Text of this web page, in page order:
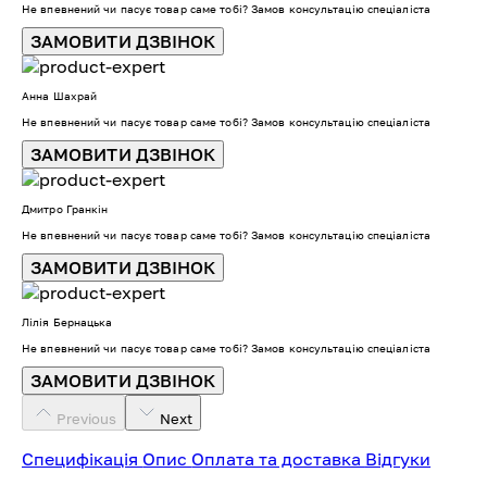
Не впевнений чи пасує товар саме тобі? Замов консультацію спеціаліста
ЗАМОВИТИ ДЗВІНОК
Анна Шахрай
Не впевнений чи пасує товар саме тобі? Замов консультацію спеціаліста
ЗАМОВИТИ ДЗВІНОК
Дмитро Гранкін
Не впевнений чи пасує товар саме тобі? Замов консультацію спеціаліста
ЗАМОВИТИ ДЗВІНОК
Лілія Бернацька
Не впевнений чи пасує товар саме тобі? Замов консультацію спеціаліста
ЗАМОВИТИ ДЗВІНОК
Previous Next
Специфікація Опис Оплата та доставка Відгуки